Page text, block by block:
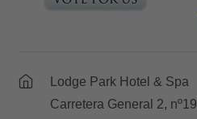
Lodge Park Hotel & Spa
Carretera General 2, nº19